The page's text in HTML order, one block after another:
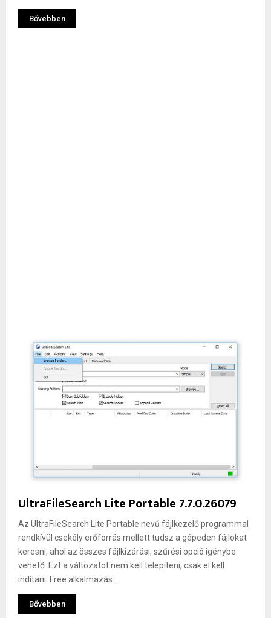
Bővebben
UltraFileSearch Lite Portable 7.7.0.26079
Az UltraFileSearch Lite Portable nevű fájlkezelő programmal
rendkívül csekély erőforrás mellett tudsz a gépeden fájlokat
keresni, ahol az összes fájlkizárási, szűrési opció igénybe
vehető. Ezt a változatot nem kell telepíteni, csak el kell
indítani. Free alkalmazás....
Bővebben